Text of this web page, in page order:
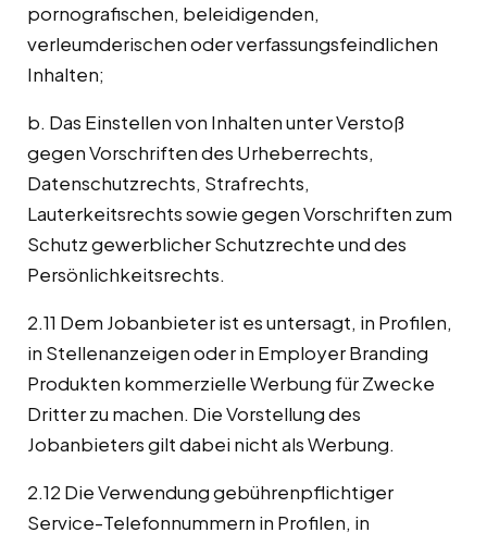
pornografischen, beleidigenden,
verleumderischen oder verfassungsfeindlichen
Inhalten;
b. Das Einstellen von Inhalten unter Verstoß
gegen Vorschriften des Urheberrechts,
Datenschutzrechts, Strafrechts,
Lauterkeitsrechts sowie gegen Vorschriften zum
Schutz gewerblicher Schutzrechte und des
Persönlichkeitsrechts.
2.11 Dem Jobanbieter ist es untersagt, in Profilen,
in Stellenanzeigen oder in Employer Branding
Produkten kommerzielle Werbung für Zwecke
Dritter zu machen. Die Vorstellung des
Jobanbieters gilt dabei nicht als Werbung.
2.12 Die Verwendung gebührenpflichtiger
Service-Telefonnummern in Profilen, in